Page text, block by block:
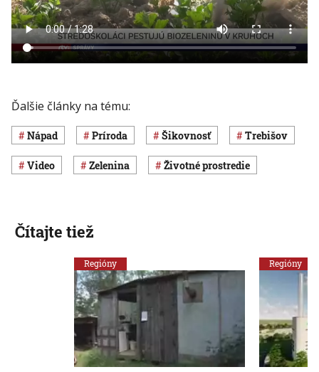
Ďalšie články na tému:
nápad príroda šikovnosť Trebišov
Video zelenina Životné prostredie
Čítajte tiež
Regióny Regióny